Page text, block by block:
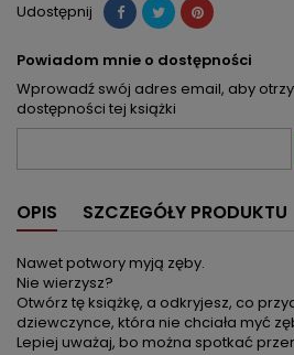
Udostępnij
Powiadom mnie o dostępności
Wprowadź swój adres email, aby
dostępności tej książki
OPIS SZCZEGÓŁY PRODUKTU
Nawet potwory myją zęby.
Nie wierzysz?
Otwórz tę książkę, a odkryjesz, co
dziewczynce, która nie chciała myć
Lepiej uważaj, bo można spotkać